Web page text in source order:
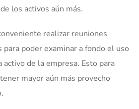
los activos aún más.
realizar reuniones
poder examinar a fondo el uso
activo de la empresa. Esto para
mayor aún más provecho